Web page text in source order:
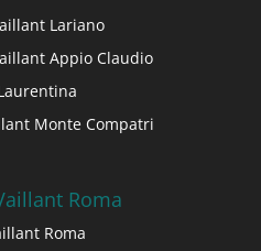
Lariano
Appio Claudio
Monte Compatri
Roma
Roma